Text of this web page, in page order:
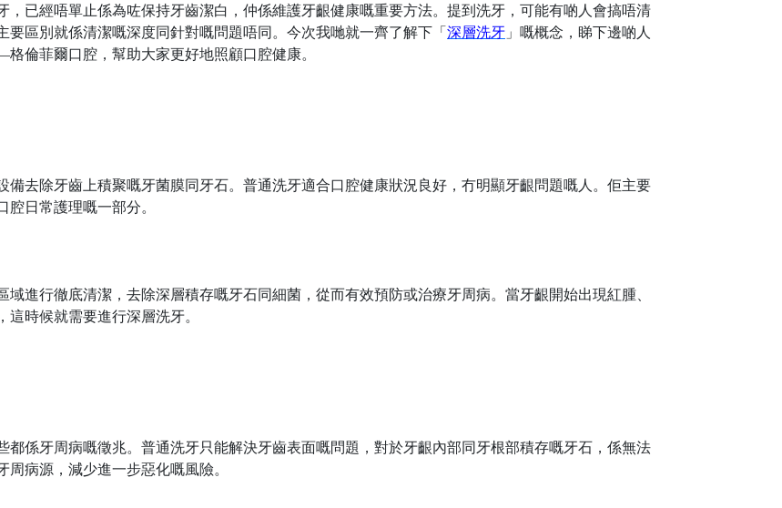
，已經唔單止係為咗保持牙齒潔白，仲係維護牙齦健康嘅重要方法。提到洗牙，可能有啲人會搞唔清
要區別就係清潔嘅深度同針對嘅問題唔同。今次我哋就一齊了解下「 深層洗牙 」嘅概念，睇下邊啲人
格倫菲爾口腔 ，幫助大家更好地照顧口腔健康。
去除牙齒上積聚嘅牙菌膜同牙石。普通洗牙適合口腔健康狀況良好，冇明顯牙齦問題嘅人。佢主要
日常護理嘅一部分。
進行徹底清潔，去除深層積存嘅牙石同細菌，從而有效預防或治療牙周病。當牙齦開始出現紅腫、
時候就需要進行深層洗牙。
係牙周病嘅徵兆。普通洗牙只能解決牙齒表面嘅問題，對於牙齦內部同牙根部積存嘅牙石，係無法
病源，減少進一步惡化嘅風險。